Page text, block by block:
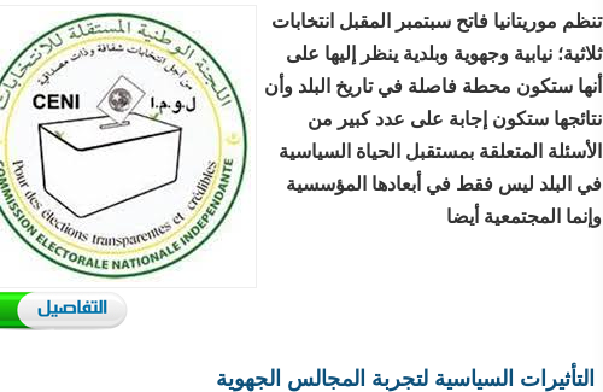
تنظم موريتانيا فاتح سبتمبر المقبل انتخابات
ثلاثية؛ نيابية وجهوية وبلدية ينظر إليها على
أنها ستكون محطة فاصلة في تاريخ البلد وأن
نتائجها ستكون إجابة على عدد كبير من
الأسئلة المتعلقة بمستقبل الحياة السياسية
في البلد ليس فقط في أبعادها المؤسسية
وإنما المجتمعية أيضا
التأثيرات السياسية لتجربة المجالس الجهوية